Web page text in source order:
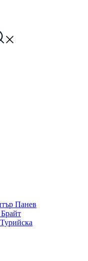
Панев